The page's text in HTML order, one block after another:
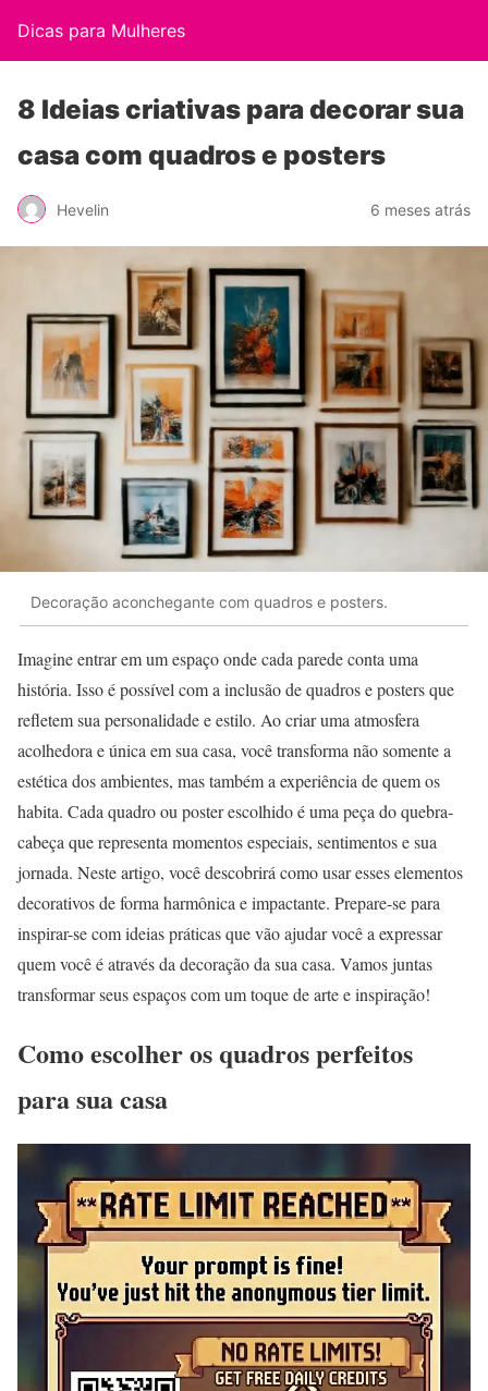
Dicas para Mulheres
8 Ideias criativas para decorar sua
casa com quadros e posters
Hevelin 6 meses atrás
Decoração aconchegante com quadros e posters.
Imagine entrar em um espaço onde cada parede conta uma
história. Isso é possível com a inclusão de quadros e posters que
refletem sua personalidade e estilo. Ao criar uma atmosfera
acolhedora e única em sua casa, você transforma não somente a
estética dos ambientes, mas também a experiência de quem os
habita. Cada quadro ou poster escolhido é uma peça do quebra-
cabeça que representa momentos especiais, sentimentos e sua
jornada. Neste artigo, você descobrirá como usar esses elementos
decorativos de forma harmônica e impactante. Prepare-se para
inspirar-se com ideias práticas que vão ajudar você a expressar
quem você é através da decoração da sua casa. Vamos juntas
transformar seus espaços com um toque de arte e inspiração!
Como escolher os quadros perfeitos
para sua casa